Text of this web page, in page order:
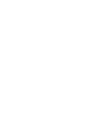
auch geölte oder
sie nur leicht
mit einem
Staubsauger sind
Wer dennoch den
mit lauwarmem
verwenden und
weil sonst Wasser in die
könnte.